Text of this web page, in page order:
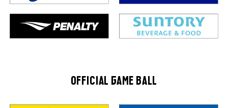
OFFICIAL GAME BALL